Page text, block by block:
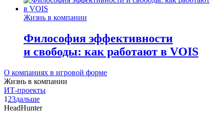
Жизнь в компании
Философия эффективности
и свободы: как работают в VOIS
О компаниях в игровой форме
Жизнь в компании
ИТ-проекты
1 23дальше
HeadHunter